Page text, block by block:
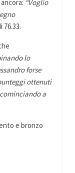
“Voglio
lo
forse
ottenuti
a
e bronzo